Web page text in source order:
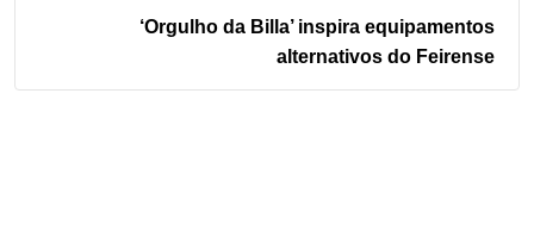
‘Orgulho da Billa’ inspira equipamentos
alternativos do Feirense